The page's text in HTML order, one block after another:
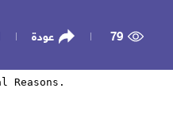
79 عودة